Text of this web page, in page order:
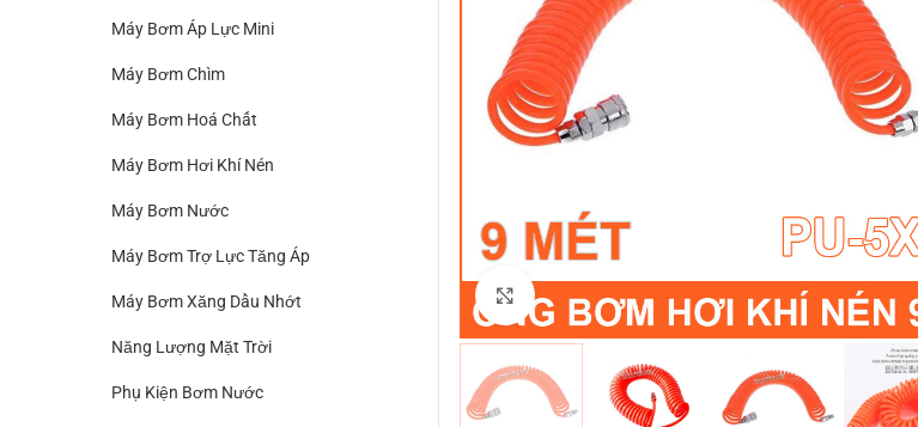
Click to enlarge
Máy Bơm Áp Lực Mini
Máy Bơm Chìm
Máy Bơm Hoá Chất
Máy Bơm Hơi Khí Nén
Máy Bơm Nước
Máy Bơm Trợ Lực Tăng Áp
Máy Bơm Xăng Dầu Nhớt
Năng Lượng Mặt Trời
Phụ Kiện Bơm Nước